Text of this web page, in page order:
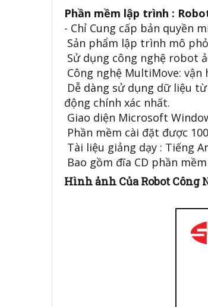
Phần mềm lập trình :
- Chỉ Cung cấp bản quyền
Sản phẩm lập trình mô
Sử dụng công nghệ robot
Công nghệ MultiMove:
Dễ dàng sử dụng dữ liệu
động chính xác nhất.
Giao diện Microsoft
Phần mềm cài đặt được
Tài liệu giảng dạy : Tiếng
Bao gồm đĩa CD phần
Hình ảnh Của Robot Công